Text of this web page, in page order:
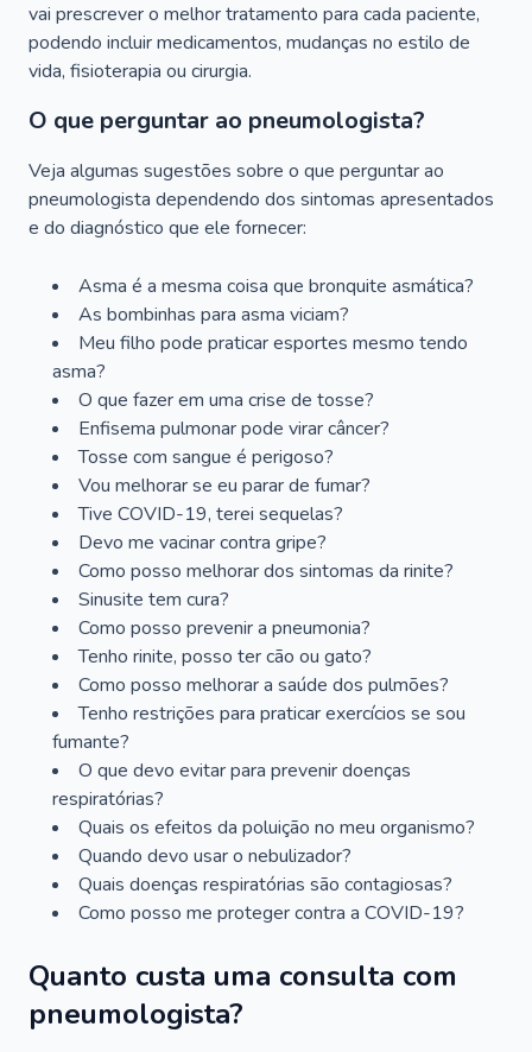
vai prescrever o melhor tratamento para cada paciente,
podendo incluir medicamentos, mudanças no estilo de
vida, fisioterapia ou cirurgia.
O que perguntar ao pneumologista?
Veja algumas sugestões sobre o que perguntar ao
pneumologista dependendo dos sintomas apresentados
e do diagnóstico que ele fornecer:
Asma é a mesma coisa que bronquite asmática?
As bombinhas para asma viciam?
Meu filho pode praticar esportes mesmo tendo
asma?
O que fazer em uma crise de tosse?
Enfisema pulmonar pode virar câncer?
Tosse com sangue é perigoso?
Vou melhorar se eu parar de fumar?
Tive COVID-19, terei sequelas?
Devo me vacinar contra gripe?
Como posso melhorar dos sintomas da rinite?
Sinusite tem cura?
Como posso prevenir a pneumonia?
Tenho rinite, posso ter cão ou gato?
Como posso melhorar a saúde dos pulmões?
Tenho restrições para praticar exercícios se sou
fumante?
O que devo evitar para prevenir doenças
respiratórias?
Quais os efeitos da poluição no meu organismo?
Quando devo usar o nebulizador?
Quais doenças respiratórias são contagiosas?
Como posso me proteger contra a COVID-19?
Quanto custa uma consulta com
pneumologista?